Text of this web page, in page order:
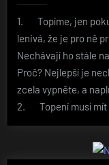
1. Topíme, jen
lenivá, že je pro ně
Nechávají ho stále
Proč? Nejlepší je
zcela vypněte, a
2. Topení musí mít